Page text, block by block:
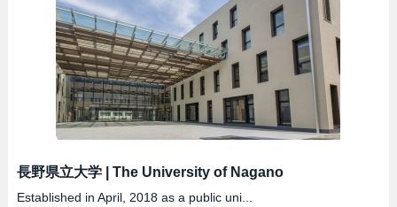
長野県立大学| The University of Nagano
Established in April, 2018 as a public uni...